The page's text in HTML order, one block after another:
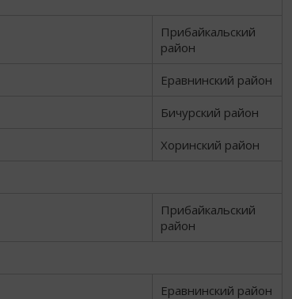
Прибайкальский
район
Еравнинский район
Бичурский район
Хоринский район
Прибайкальский
район
Еравнинский район